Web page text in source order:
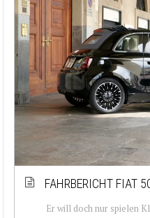
FAHRBERICHT FIAT
Er will doch nur spielen